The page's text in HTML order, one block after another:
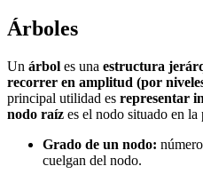
Árboles
Un árbol es una estructura
recorrer en amplitud (por
principal utilidad es representar
nodo raíz es el nodo situado en
Grado de un nodo:
cuelgan del nodo.